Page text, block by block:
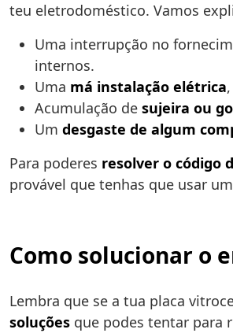
teu eletrodoméstico. Vamos
Uma interrupção no
internos.
Uma má instalação elétrica
Acumulação de sujeira ou
Um desgaste de algum
Para poderes resolver o código
provável que tenhas que usar
Como solucionar o
Lembra que se a tua placa
soluções que podes tentar para